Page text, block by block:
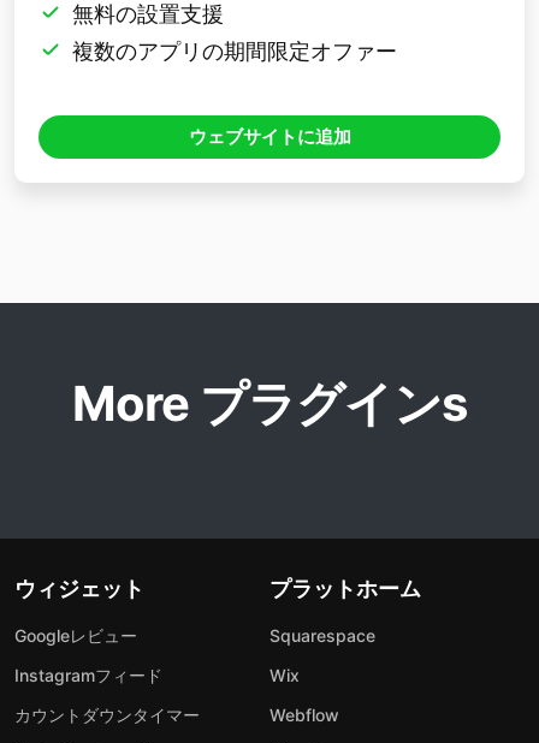
無料の設置支援
複数のアプリの期間限定オファー
ウェブサイトに追加
More プラグインs
ウィジェット
Googleレビュー
Instagramフィード
カウントダウンタイマー
プラットホーム
Squarespace
Wix
Webflow